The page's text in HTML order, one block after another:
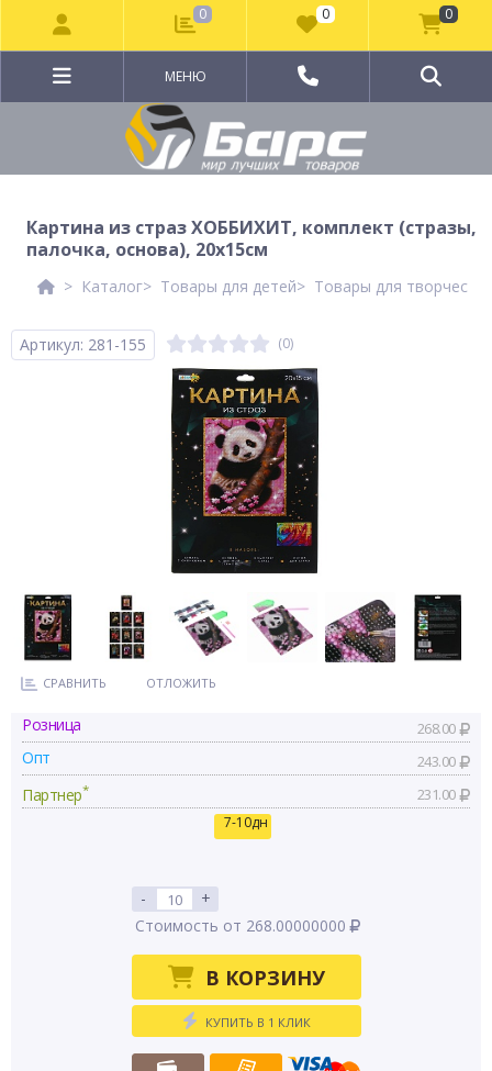
МЕНЮ
Картина из страз ХОББИХИТ, комплект (стразы,
палочка, основа), 20х15см
Каталог Товары для детей Товары для
Артикул: 281-155 (0)
СРАВНИТЬ ОТЛОЖИТЬ
Розница 268.00
Опт 243.00
Партнер* 231.00
7-10дн
-
+
Стоимость от 268.00000000
В КОРЗИНУ
КУПИТЬ В 1 КЛИК
0 0 0